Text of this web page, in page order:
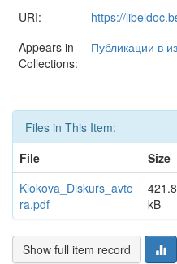
URI:
https://
Appears in
Collections:
Публикации в
Files in This Item:
File
Size
Klokova_Diskurs_avto
ra.pdf
kB
Show full item record